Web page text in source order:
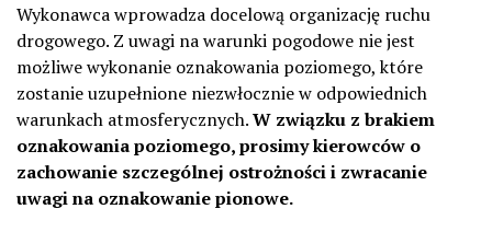
Wykonawca wprowadza docelową organizację ruchu
drogowego. Z uwagi na warunki pogodowe nie jest
możliwe wykonanie oznakowania poziomego, które
zostanie uzupełnione niezwłocznie w odpowiednich
warunkach atmosferycznych.W związku z brakiem
oznakowania poziomego, prosimy kierowców o
zachowanie szczególnej ostrożności i zwracanie
uwagi na oznakowanie pionowe.